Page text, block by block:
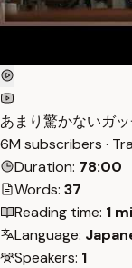
あまり驚かないガ
6M subscribers ·
Duration: 78:00
Words: 37
Reading time: 1
Language:
Speakers: 1